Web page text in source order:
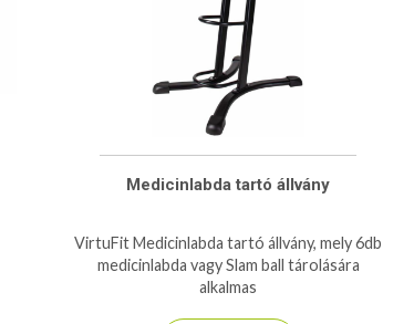
Medicinlabda tartó állvány
VirtuFit Medicinlabda tartó állvány, mely 6db
medicinlabda vagy Slam ball tárolására
alkalmas